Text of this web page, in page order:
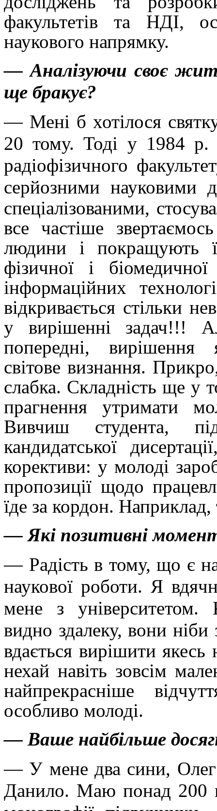
факультетів та НДІ,
наукового напрямку.
— Аналізуючи своє
ще бракує?
— Мені б хотілося
20 тому. Тоді у 1984 р.
радіофізичного
серйозними науковими
спеціалізованими,
все частіше
людини і покращують
фізичної і
інформаційних
відкривається стільки
у вирішенні задач!!!
попередні, вирішення
світове визнання.
слабка. Складність ще у
прагнення утримати
Вивчиш студента,
кандидатської
корективи: у молоді
пропозиції щодо
їде за кордон.
— Які позитивні
— Радість в тому, що є
наукової роботи. Я
мене з університетом.
видно здалеку, вони
вдається вирішити якесь
нехай навіть зовсім
найпрекрасніше
особливо молоді.
— Ваше найбільше
— У мене два сини,
Данило. Маю понад 200